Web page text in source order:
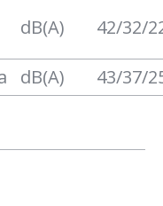
dB(A) 42/32/
dB(A) 43/37/